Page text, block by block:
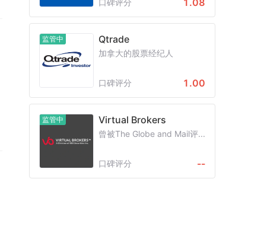
口碑评分 1.08
监管中 Qtrade
加拿大的股票经纪人
口碑评分 1.00
监管中 Virtual Brokers
曾被The Globe and Mail评...
口碑评分 --